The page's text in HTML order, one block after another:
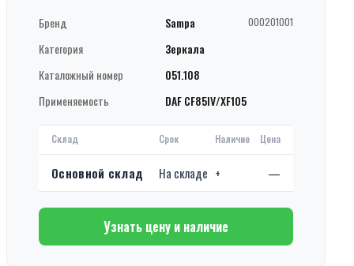
Бренд Sampa 000201001
Категория
Зеркала
Каталожный номер
051.108
Применяемость
DAF CF85IV/XF105
Склад Срок Наличие Цена
Основной склад На складе + —
Узнать цену и наличие